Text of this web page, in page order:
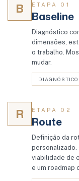
B ETAPA 01
Baseline
Diagnóstico
dimensões,
o trabalho.
mudar.
DIAGNÓSTICO
R ETAPA 02
Route
Definição da
personalizado.
viabilidade de
e um roadmap